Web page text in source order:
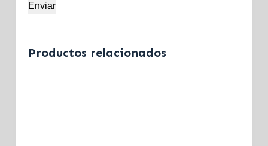
Enviar
Productos relacionados